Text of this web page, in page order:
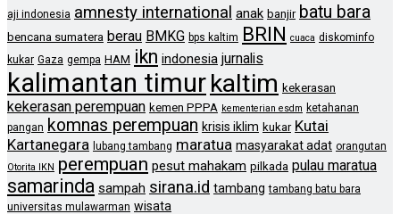
aji indonesia amnesty international anak banjir batu bara
bencana sumatera berau BMKG bps kaltim BRIN cuaca diskominfo
kukar Gaza gempa HAM ikn indonesia jurnalis
kalimantan timurkaltim kekerasan
kekerasan perempuan kemen PPPA kementerian esdm ketahanan
pangan komnas perempuan krisis iklim kukar Kutai
Kartanegara lubang tambang maratua masyarakat adat orangutan
Otorita IKN perempuan pesut mahakam pilkada pulau maratua
samarinda sampah sirana.id tambang tambang batu bara
universitas mulawarman wisata